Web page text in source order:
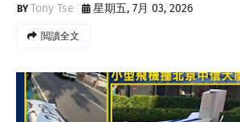
Tony Tse
星期五, 7月 03, 2026
閲讀全文